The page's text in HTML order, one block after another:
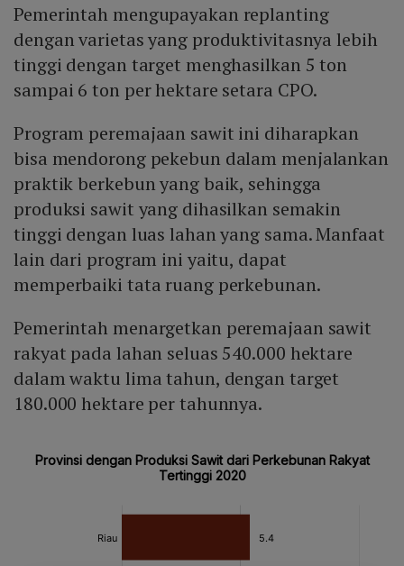
Pemerintah mengupayakan replanting
dengan varietas yang produktivitasnya lebih
tinggi dengan target menghasilkan 5 ton
sampai 6 ton per hektare setara CPO.
Program peremajaan sawit ini diharapkan
bisa mendorong pekebun dalam menjalankan
praktik berkebun yang baik, sehingga
produksi sawit yang dihasilkan semakin
tinggi dengan luas lahan yang sama. Manfaat
lain dari program ini yaitu, dapat
memperbaiki tata ruang perkebunan.
Pemerintah menargetkan peremajaan sawit
rakyat pada lahan seluas 540.000 hektare
dalam waktu lima tahun, dengan target
180.000 hektare per tahunnya.